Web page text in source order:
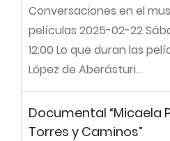
Conversaciones en el
películas 2025-02-22
12:00 Lo que duran las
López de Aberásturi...
Documental “Micaela
Torres y Caminos”